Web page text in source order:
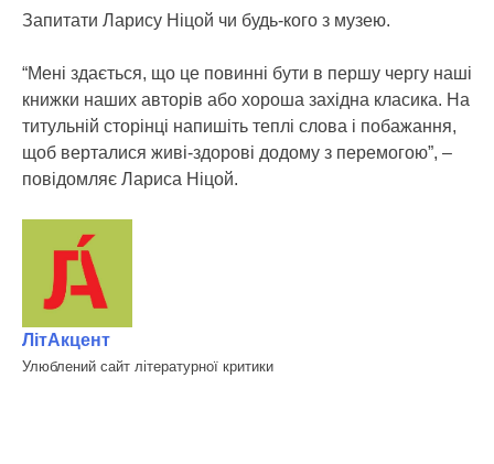
Запитати Ларису Ніцой чи будь-кого з музею.
“Мені здається, що це повинні бути в першу чергу наші
книжки наших авторів або хороша західна класика. На
титульній сторінці напишіть теплі слова і побажання,
щоб верталися живі-здорові додому з перемогою”, –
повідомляє Лариса Ніцой.
ЛітАкцент
Улюблений сайт літературної критики